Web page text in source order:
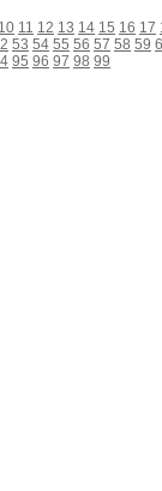
10 11 12 13 14 15 16 17
53 54 55 56 57 58 59
95 96 97 98 99